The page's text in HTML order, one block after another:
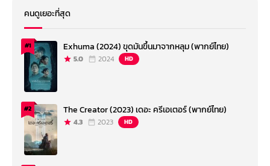
คนดูเยอะที่สุด
#1 Exhuma (2024) ขุดมันขึ้นมาจากหลุม (พากย์ไทย)
5.0 2024 HD
#2 The Creator (2023) เดอะ ครีเอเตอร์ (พากย์ไทย)
4.3 2023 HD